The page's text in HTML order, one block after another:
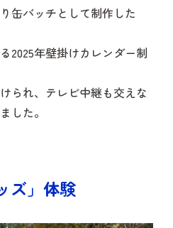
缶バッチとして制作した
2025年壁掛けカレンダー制
られ、テレビ中継も交えな
した。
ズ」体験